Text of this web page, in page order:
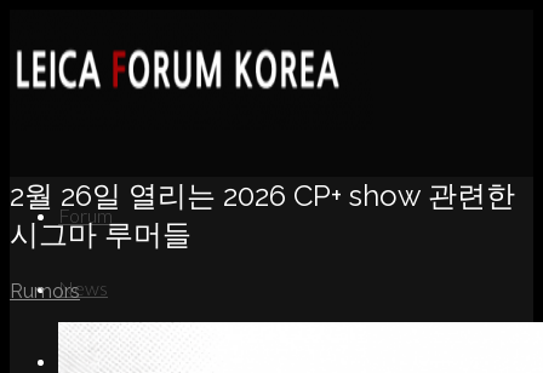
Forum
News
Portfolio
2월 26일 열리는 2026 CP+ show 관련한
시그마 루머들
Rumors